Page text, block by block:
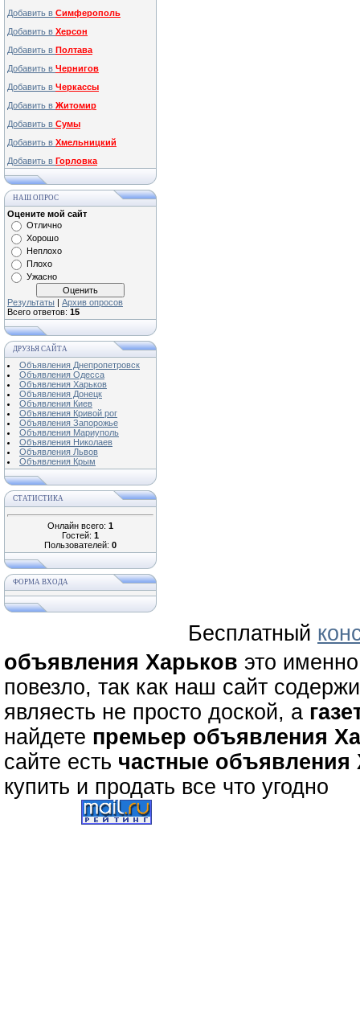
Добавить в Симферополь
Добавить в Херсон
Добавить в Полтава
Добавить в Чернигов
Добавить в Черкассы
Добавить в Житомир
Добавить в Сумы
Добавить в Хмельницкий
Добавить в Горловка
НАШ ОПРОС
Оцените мой сайт
Отлично
Хорошо
Неплохо
Плохо
Ужасно
Результаты | Архив опросов
Всего ответов: 15
ДРУЗЬЯ САЙТА
Объявления Днепропетровск
Объявления Одесса
Объявления Харьков
Объявления Донецк
Объявления Киев
Объявления Кривой рог
Объявления Запорожье
Объявления Мариуполь
Объявления Николаев
Объявления Львов
Объявления Крым
СТАТИСТИКА
Онлайн всего: 1
Гостей: 1
Пользователей: 0
ФОРМА ВХОДА
Бесплатный
объявления Харьков это
повезло, так как наш сайт
являесть не просто доской, а
найдете премьер объявления
сайте есть частные объявления
купить и продать все что угодно